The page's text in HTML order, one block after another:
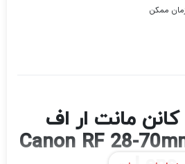
ممکن
کانن مانت ار اف
Canon RF 28-